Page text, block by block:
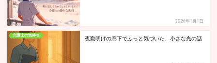
2026年1月1日
介護士の気持ち
夜勤明けの廊下でふっと気づいた、小さな光の話